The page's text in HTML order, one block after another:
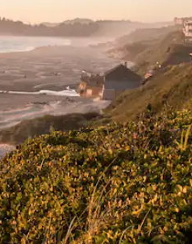
pour les parcourir ou en